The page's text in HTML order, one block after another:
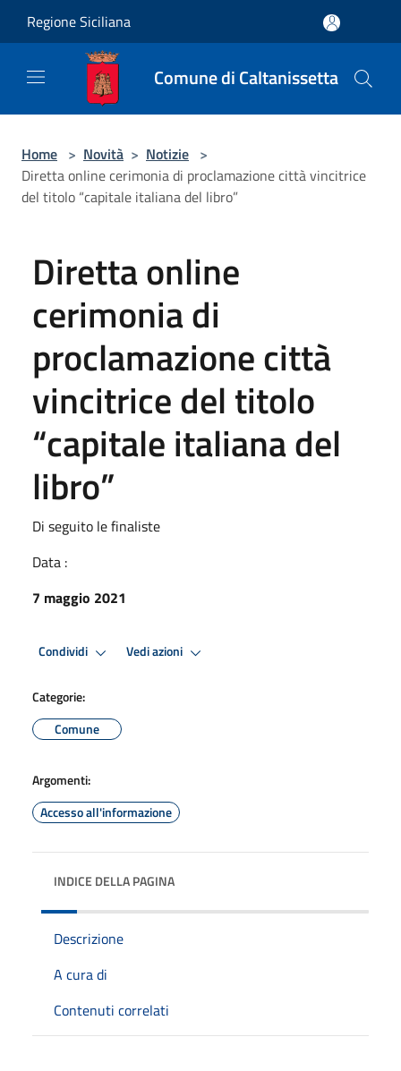
Regione Siciliana
Comune di Caltanissetta
Home > Novità > Notizie >
Diretta online cerimonia di proclamazione città vincitrice
del titolo “capitale italiana del libro”
Diretta online
cerimonia di
proclamazione città
vincitrice del titolo
“capitale italiana del
libro”
Di seguito le finaliste
Data :
7 maggio 2021
Condividi Vedi azioni
Categorie:
Comune
Argomenti:
Accesso all'informazione
INDICE DELLA PAGINA
Descrizione
A cura di
Contenuti correlati